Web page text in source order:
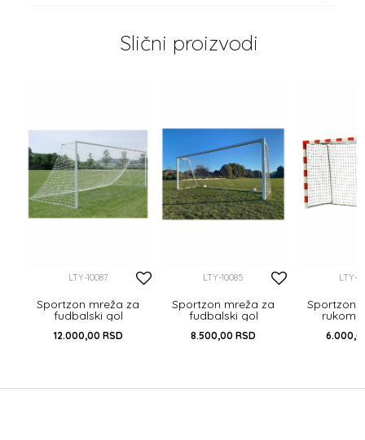
Slični proizvodi
LTY-10087
Sportzon mreža za
fudbalski gol
12.000,00 RSD
LTY-10085
Sportzon mreža za
fudbalski gol
8.500,00 RSD
LTY-
Sportzon